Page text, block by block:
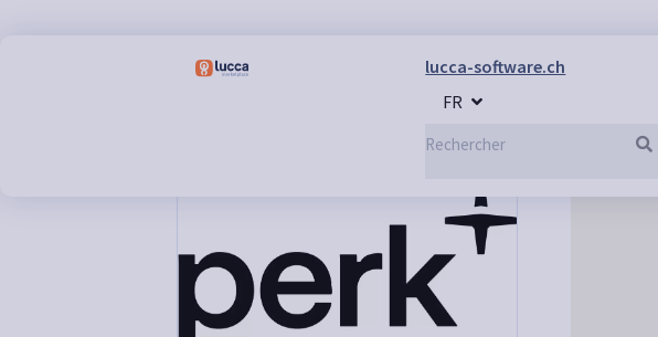
lucca-software.ch
FR
Rémunération & Avantages> Perk (ex-TravelPerk)